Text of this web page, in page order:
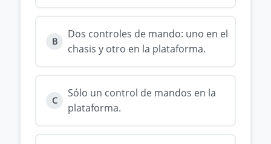
B
Dos controles de mando: uno en el
chasis y otro en la plataforma.
C
Sólo un control de mandos en la
plataforma.